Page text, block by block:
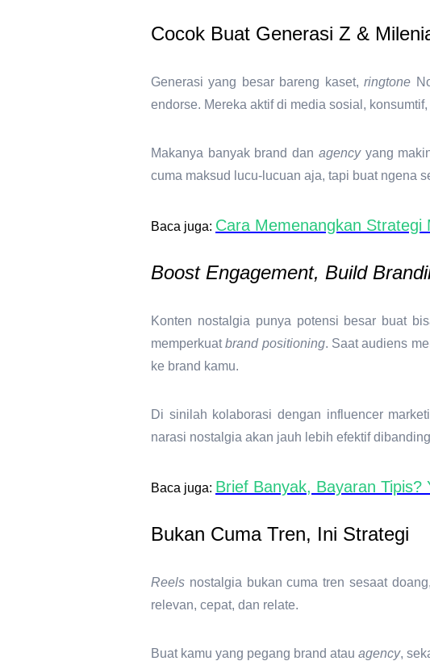
Cocok Buat Generasi Z &
Generasi yang besar bareng kaset,ringtone
endorse. Mereka aktif di media sosial,
Makanya banyak brand dan agencyyang
cuma maksud lucu-lucuan aja, tapi buat ngena
Baca juga: Cara Memenangkan Strategi
Boost Engagement, Build
Konten nostalgia punya potensi besar buat
memperkuatbrand positioning. Saat audiens
ke brand kamu.
Di sinilah kolaborasi dengan influencer
narasi nostalgia akan jauh lebih efektif
Baca juga: Brief Banyak, Bayaran
Bukan Cuma Tren, Ini Strategi
Reels nostalgia bukan cuma tren sesaat
relevan, cepat, dan relate.
Buat kamu yang pegang brand atau agency,